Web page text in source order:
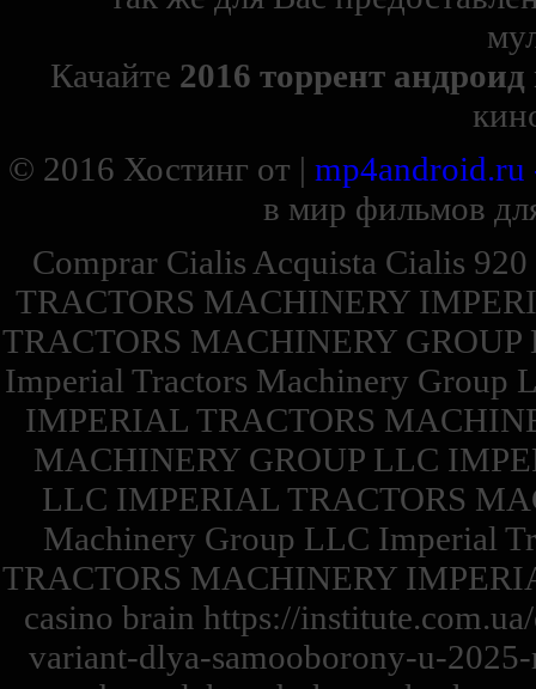
Качайте 2016 торрент
© 2016 Хостинг от | mp4android.ru
в мир фильмов
Comprar Cialis Acquista Cialis
TRACTORS MACHINERY
TRACTORS MACHINERY
Imperial Tractors Machinery Group
IMPERIAL TRACTORS
MACHINERY GROUP LLC
LLC IMPERIAL TRACTORS
Machinery Group LLC Imperial
TRACTORS MACHINERY
casino brain https://
variant-dlya-samooborony-u-